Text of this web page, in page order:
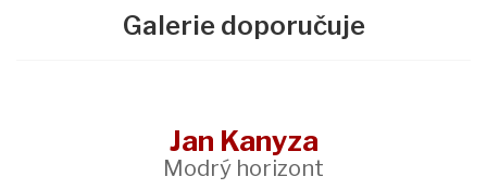
Galerie doporučuje
Jan Kanyza
Modrý horizont